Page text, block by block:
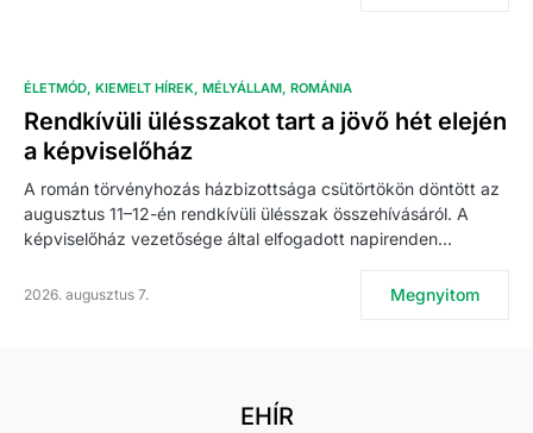
ÉLETMÓD KIEMELT HÍREK MÉLYÁLLAM ROMÁNIA
Rendkívüli ülésszakot tart a jövő hét elején
a képviselőház
A román törvényhozás házbizottsága csütörtökön döntött az
augusztus 11–12-én rendkívüli ülésszak összehívásáról. A
képviselőház vezetősége által elfogadott napirenden…
2026. augusztus 7. Megnyitom
EHÍR